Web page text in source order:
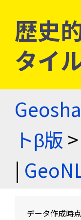
歴史
タイ
トβ版
|
データ作成時